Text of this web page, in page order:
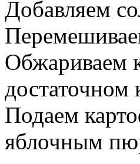
Добавляем
Обжариваем
достаточном
Подаем
яблочным